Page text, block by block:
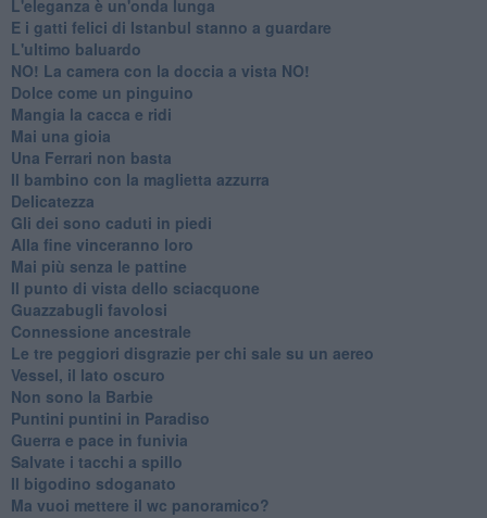
L'eleganza è un'onda lunga
E i gatti felici di Istanbul stanno a guardare
L'ultimo baluardo
NO! La camera con la doccia a vista NO!
Dolce come un pinguino
Mangia la cacca e ridi
Mai una gioia
Una Ferrari non basta
Il bambino con la maglietta azzurra
Delicatezza
Gli dei sono caduti in piedi
Alla fine vinceranno loro
Mai più senza le pattine
Il punto di vista dello sciacquone
Guazzabugli favolosi
Connessione ancestrale
Le tre peggiori disgrazie per chi sale su un aereo
Vessel, il lato oscuro
Non sono la Barbie
Puntini puntini in Paradiso
Guerra e pace in funivia
Salvate i tacchi a spillo
Il bigodino sdoganato
Ma vuoi mettere il wc panoramico?